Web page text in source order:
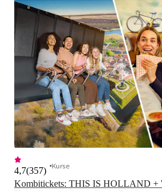
Kombitickets: THIS IS HOLLAND +
4,7(357) Kurse